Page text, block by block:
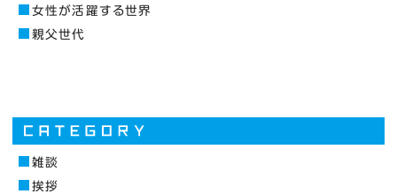
女性が活躍する世界
親父世代
雑談
挨拶